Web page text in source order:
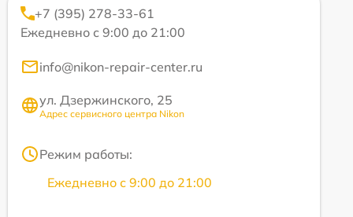
+7 (395) 278-33-61
Ежедневно с 9:00 до 21:00
info@nikon-repair-center.ru
ул. Дзержинского, 25
Адрес сервисного центра Nikon
Режим работы:
Ежедневно с 9:00 до 21:00